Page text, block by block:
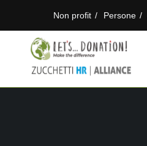
Non profit Persone